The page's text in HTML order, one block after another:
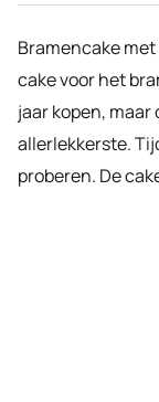
Bramencake
cake voor het
jaar kopen,
allerlekkerste.
proberen. De